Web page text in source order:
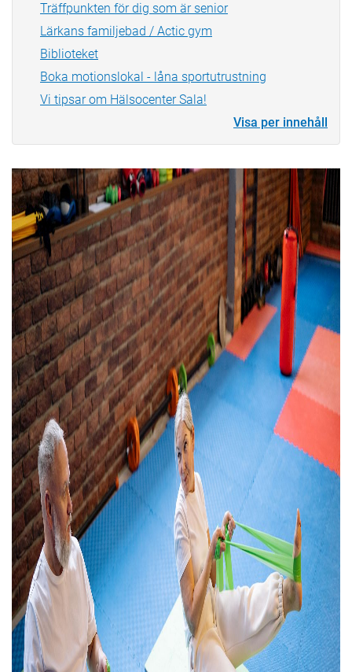
Träffpunkten för dig som är senior
Lärkans familjebad / Actic gym
Biblioteket
Boka motionslokal - låna sportutrustning
Vi tipsar om Hälsocenter Sala!
Visa per innehåll